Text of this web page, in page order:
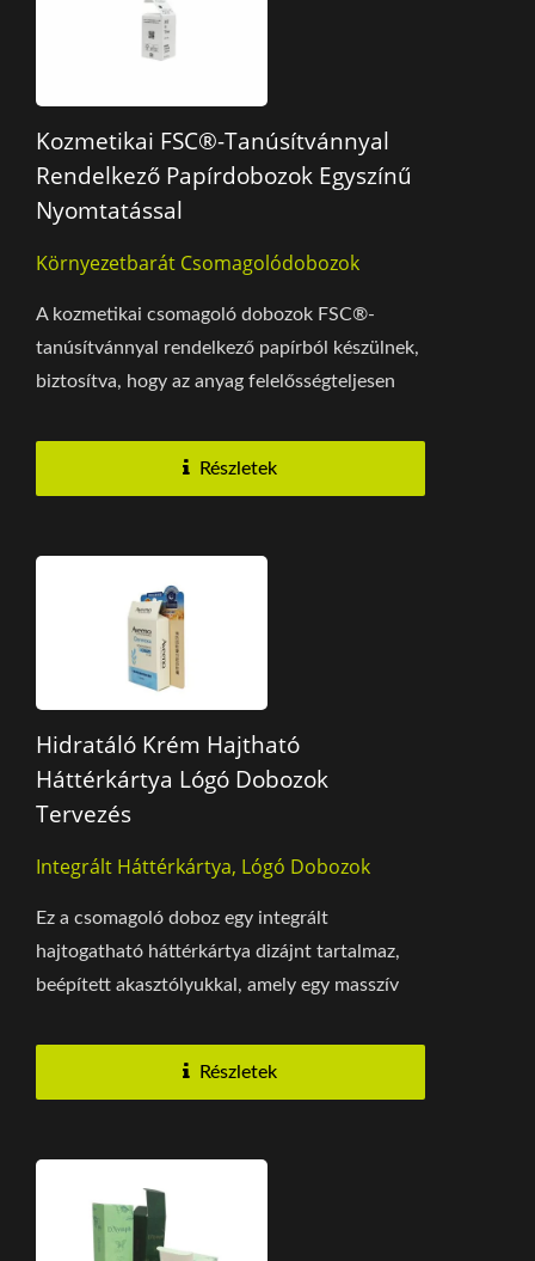
Kozmetikai FSC®-Tanúsítvánnyal
Rendelkező Papírdobozok Egyszínű
Nyomtatással
Környezetbarát Csomagolódobozok
A kozmetikai csomagoló dobozok FSC®-
tanúsítvánnyal rendelkező papírból készülnek,
biztosítva, hogy az anyag felelősségteljesen
Részletek
Hidratáló Krém Hajtható
Háttérkártya Lógó Dobozok
Tervezés
Integrált Háttérkártya, Lógó Dobozok
Ez a csomagoló doboz egy integrált
hajtogatható háttérkártya dizájnt tartalmaz,
beépített akasztólyukkal, amely egy masszív
Részletek